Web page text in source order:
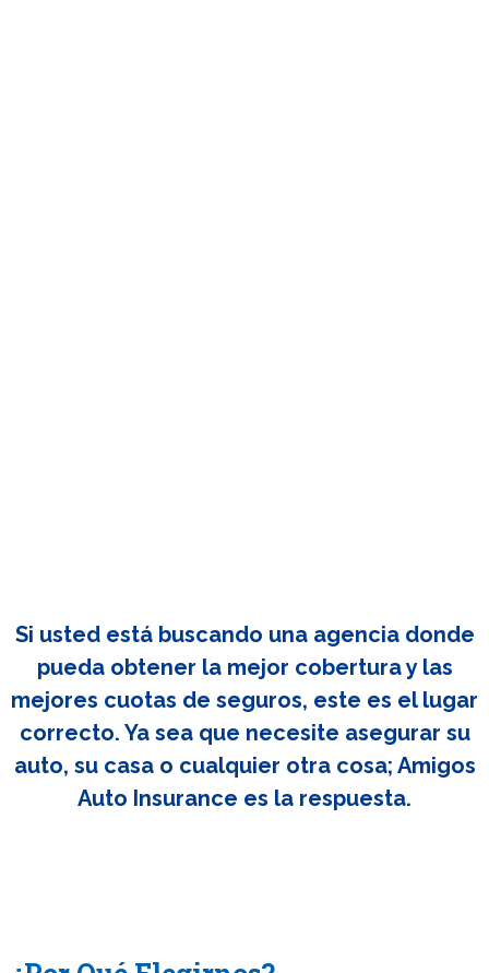
Si usted está buscando una agencia donde
pueda obtener la mejor cobertura y las
mejores cuotas de seguros, este es el lugar
correcto. Ya sea que necesite asegurar su
auto, su casa o cualquier otra cosa; Amigos
Auto Insurance es la respuesta.